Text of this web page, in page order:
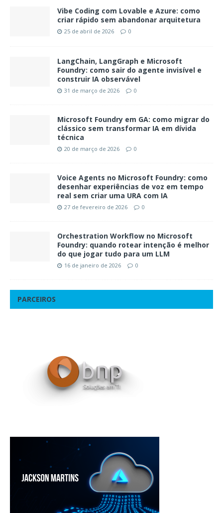
Vibe Coding com Lovable e Azure: como
criar rápido sem abandonar arquitetura
25 de abril de 2026 0
LangChain, LangGraph e Microsoft
Foundry: como sair do agente invisível e
construir IA observável
31 de março de 2026 0
Microsoft Foundry em GA: como migrar do
clássico sem transformar IA em dívida
técnica
20 de março de 2026 0
Voice Agents no Microsoft Foundry: como
desenhar experiências de voz em tempo
real sem criar uma URA com IA
27 de fevereiro de 2026 0
Orchestration Workflow no Microsoft
Foundry: quando rotear intenção é melhor
do que jogar tudo para um LLM
16 de janeiro de 2026 0
PARCEIROS